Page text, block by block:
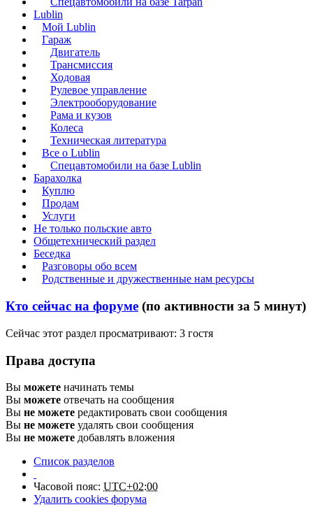
Lublin
Мой Lublin
Гараж
Двигатель
Трансмиссия
Ходовая
Рулевое управление
Электрооборудование
Рама и кузов
Колеса
Техническая литература
Все о Lublin
Спецавтомобили на базе Lublin
Барахолка
Куплю
Продам
Услуги
Не только польские авто
Общетехнический раздел
Беседка
Разговоры обо всем
Родственные и дружественные нам ресурсы
Кто сейчас на форуме (по активности за 5 минут)
Сейчас этот раздел просматривают: 3 гостя
Права доступа
Вы можете начинать темы
Вы можете отвечать на сообщения
Вы не можете редактировать свои сообщения
Вы не можете удалять свои сообщения
Вы не можете добавлять вложения
Список разделов
Часовой пояс: UTC+02:00
Удалить cookies форума